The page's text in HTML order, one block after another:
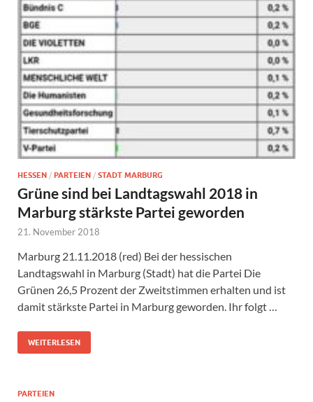
HESSEN / PARTEIEN / STADT MARBURG
Grüne sind bei Landtagswahl 2018 in
Marburg stärkste Partei geworden
21. November 2018
Marburg 21.11.2018 (red) Bei der hessischen
Landtagswahl in Marburg (Stadt) hat die Partei Die
Grünen 26,5 Prozent der Zweitstimmen erhalten und ist
damit stärkste Partei in Marburg geworden. Ihr folgt …
WEITERLESEN
PARTEIEN